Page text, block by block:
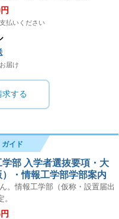
払いください
届け
求する
ガイド
部 入学者選抜要項・大
・情報工学部学部案内
。情報工学部（仮称・設置届出